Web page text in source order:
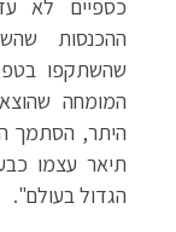
כספיים לא
ההכנסות
שהשתקפו
המומחה
היתר, הסתמך
תיאר עצמו
הגדול בעולם".